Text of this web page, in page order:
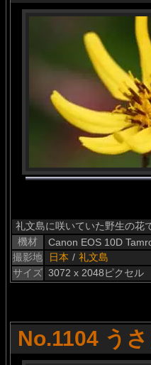
礼文島に咲いていた野生の花
機材
Canon EOS 10D
撮影地
日本 / 礼文島
サイズ 3072 x 2048ピクセル
No.1104 う